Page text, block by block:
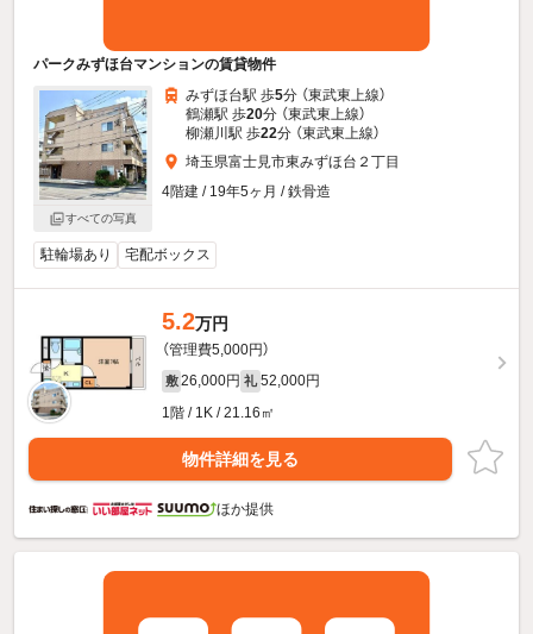
パークみずほ台マンションの賃貸物件
すべての写真
みずほ台駅 歩5分 （東武東上線）
鶴瀬駅 歩20分 （東武東上線）
柳瀬川駅 歩22分 （東武東上線）
埼玉県富士見市東みずほ台２丁目
4階建 / 19年5ヶ月 / 鉄骨造
駐輪場あり 宅配ボックス
5.2万円
（管理費5,000円）
敷 26,000円 礼 52,000円
1階 / 1K / 21.16㎡
物件詳細を見る
ほか提供